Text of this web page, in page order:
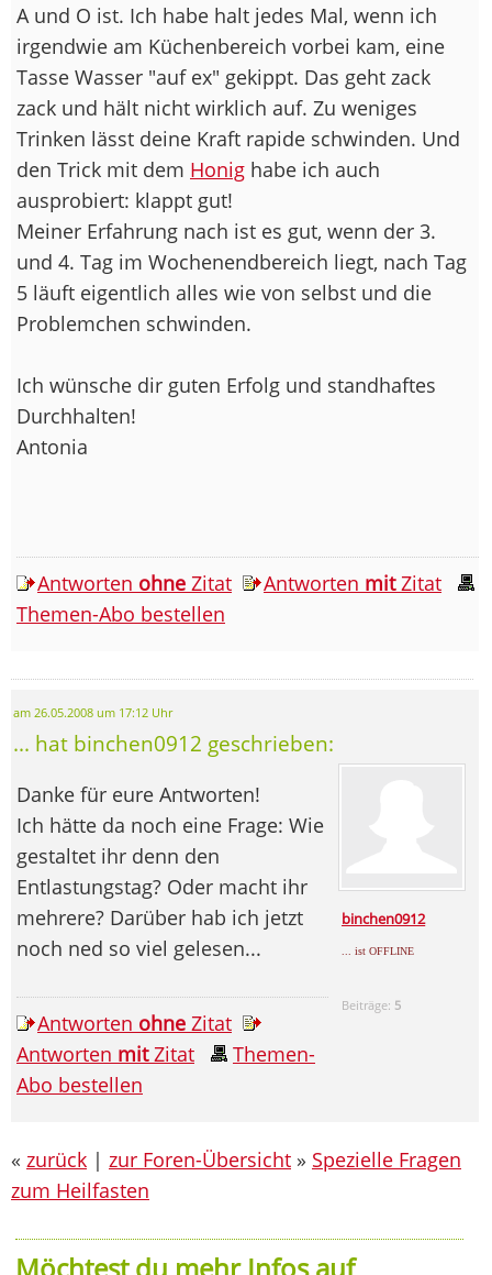
A und O ist. Ich habe halt jedes Mal, wenn ich
irgendwie am Küchenbereich vorbei kam, eine
Tasse Wasser "auf ex" gekippt. Das geht zack
zack und hält nicht wirklich auf. Zu weniges
Trinken lässt deine Kraft rapide schwinden. Und
den Trick mit dem Honig habe ich auch
ausprobiert: klappt gut!
Meiner Erfahrung nach ist es gut, wenn der 3.
und 4. Tag im Wochenendbereich liegt, nach Tag
5 läuft eigentlich alles wie von selbst und die
Problemchen schwinden.
Ich wünsche dir guten Erfolg und standhaftes
Durchhalten!
Antonia
Antworten ohne Zitat Antworten mitZitat
Themen-Abo bestellen
am 26.05.2008 um 17:12 Uhr
... hat binchen0912 geschrieben:
binchen0912
... ist OFFLINE
Beiträge: 5
Danke für eure Antworten!
Ich hätte da noch eine Frage: Wie
gestaltet ihr denn den
Entlastungstag? Oder macht ihr
mehrere? Darüber hab ich jetzt
noch ned so viel gelesen...
Antworten ohne Zitat
Antworten mitZitat
Themen-
Abo bestellen
« zurück | zur Foren-Übersicht » Spezielle Fragen
zum Heilfasten
Möchtest du mehr Infos auf